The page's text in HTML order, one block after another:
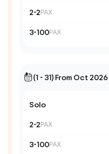
2-2PAX
3-100PAX
(1 - 31) From Oct
Solo
2-2PAX
3-100PAX